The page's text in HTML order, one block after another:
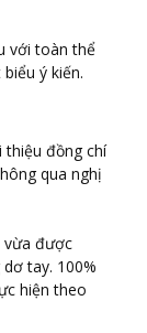
với toàn thể
ý kiến.
đồng chí
qua nghị
vừa được
tay. 100%
hiện theo